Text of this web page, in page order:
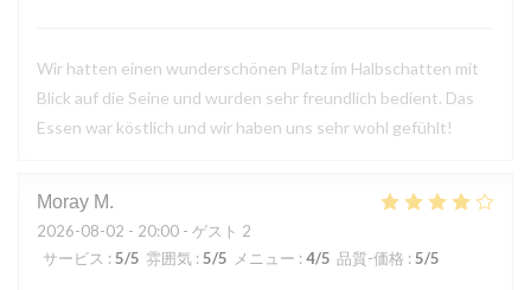
Wir hatten einen wunderschönen Platz im Halbschatten mit
Blick auf die Seine und wurden sehr freundlich bedient. Das
Essen war köstlich und wir haben uns sehr wohl gefühlt!
Moray M
2026-08-02 - 20:00 - ゲスト 2
サービス : 5/5 雰囲気 : 5/5 メニュー : 4/5 品質-価格 : 5/5